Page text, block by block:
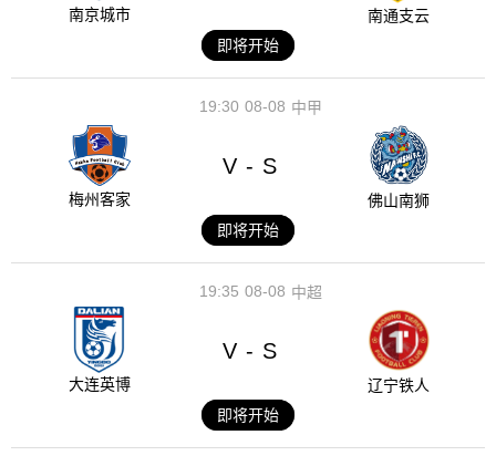
南京城市
南通支云
即将开始
08-08
19:30 中甲
梅州客家
V - S
佛山南狮
即将开始
08-08
19:35 中超
大连英博
V - S
辽宁铁人
即将开始